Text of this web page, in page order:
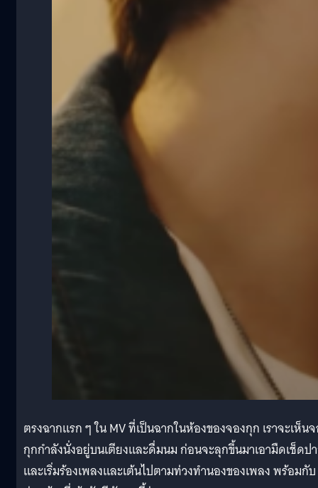
ตรงฉากแรก ๆ ใน MV ที่เป็นฉากในห้องของจองกุก เราจะเห็น
กุกกำลังนั่งอยู่บนเตียงและดื่มนม ก่อนจะลุกขึ้นมาเอามืดเช็ดป
และเริ่มร้องเพลงและเต้นไปตามท่วงทำนองของเพลง พร้อมกับ